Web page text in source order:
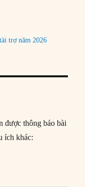
trợ năm 2026
được thông báo bài
ích khác: